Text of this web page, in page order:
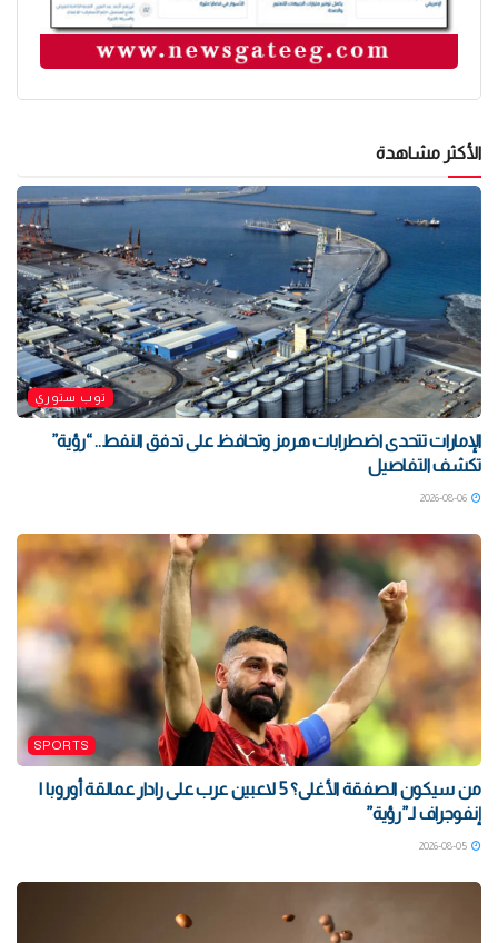
الأكثر مشاهدة
توب ستوري
الإمارات تتحدى اضطرابات هرمز وتحافظ على تدفق النفط.. “رؤية”
تكشف التفاصيل
SPORTS
من سيكون الصفقة الأغلى؟ 5 لاعبين عرب على رادار عمالقة أوروبا |
إنفوجراف لـ”رؤية”